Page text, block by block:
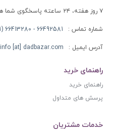
۷ روز هفته، ۲۴ ساعته پاسخگوی شما هستیم
شماره تماس : 66492581 - 66413280 (021)
آدرس ایمیل : info [at] dadbazar.com
راهنمای خرید
راهنمای خرید
پرسش های متداول
خدمات مشتریان